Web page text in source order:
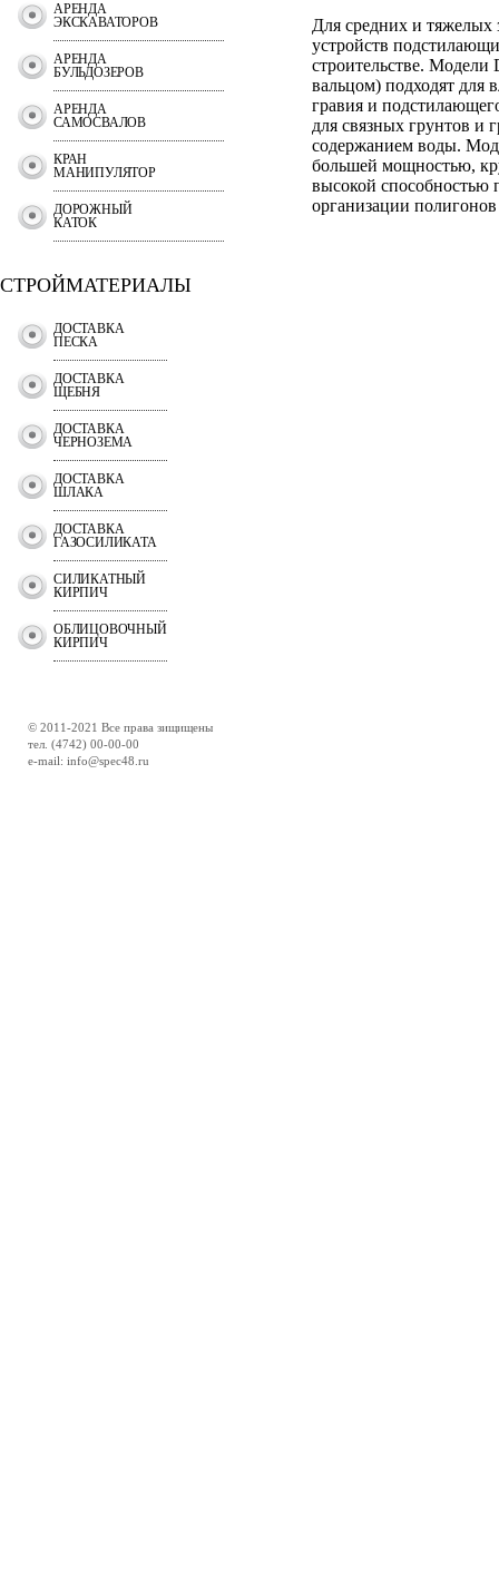
АРЕНДА
ЭКСКАВАТОРОВ
АРЕНДА
БУЛЬДОЗЕРОВ
АРЕНДА
САМОСВАЛОВ
КРАН
МАНИПУЛЯТОР
ДОРОЖНЫЙ
КАТОК
СТРОЙМАТЕРИАЛЫ
ДОСТАВКА
ПЕСКА
ДОСТАВКА
ЩЕБНЯ
ДОСТАВКА
ЧЕРНОЗЕМА
ДОСТАВКА
ШЛАКА
ДОСТАВКА
ГАЗОСИЛИКАТА
СИЛИКАТНЫЙ
КИРПИЧ
ОБЛИЦОВОЧНЫЙ
КИРПИЧ
Для средних и тяжелых
устройств
строительстве. Модели
вальцом) подходят для
гравия и
для связных грунтов и
содержанием воды.
большей мощностью,
высокой способностью
организации
© 2011-2021 Все права зищищены
тел. (4742) 00-00-00
e-mail: info@spec48.ru